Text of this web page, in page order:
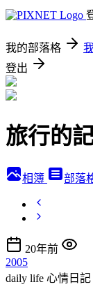
我的部落格
登出
旅行的
相簿 部落
20年前
2005
daily life 心情日記